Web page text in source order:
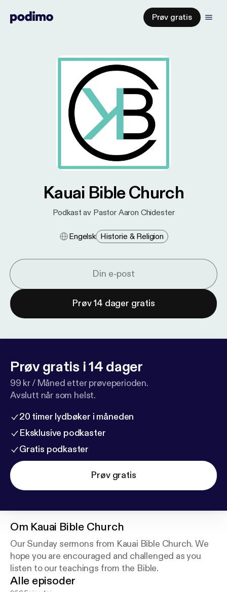
Prøv gratis
Kauai Bible Church
Podkast av Pastor Aaron Chidester
Engelsk Historie & Religion
Prøv 14 dager gratis
Prøv gratis i 14 dager
99 kr / Måned etter prøveperioden.
Avslutt når som helst.
20 timer lydbøker i måneden
Eksklusive podkaster
Gratis podkaster
Prøv gratis
Om Kauai Bible Church
Our Sunday sermons from Kauai Bible Church. We
hope you are encouraged and challenged as you
listen to our teachings from the Bible.
Alle episoder